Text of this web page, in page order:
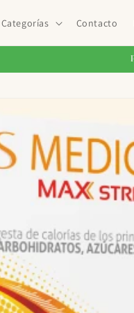
Categorías Contacto